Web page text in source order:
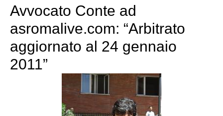
Avvocato Conte ad
asromalive.com: “Arbitrato
aggiornato al 24 gennaio
2011”